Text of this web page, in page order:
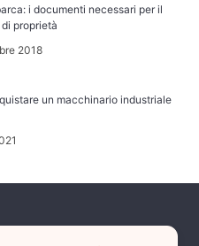
i documenti necessari per il
proprietà
2018
un macchinario industriale